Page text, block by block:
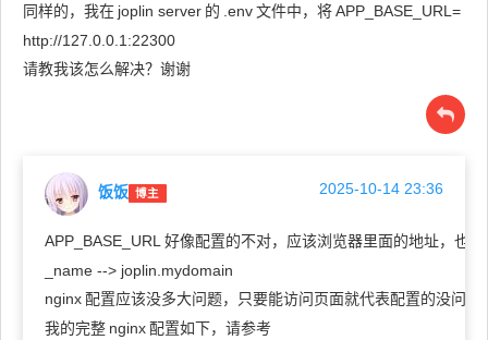
同样的，我在 joplin server 的 .env文件中，将APP_BASE_URL=
http://127.0.0.1:22300
请教我该怎么解决？谢谢
饭饭 博主 2025-10-14 23:36
APP_BASE_URL 好像配置的不对，应该浏览器里面的地址，也就
_name --> joplin.mydomain
nginx配置应该没多大问题，只要能访问页面就代表配置的没问题
我的完整 nginx配置如下，请参考